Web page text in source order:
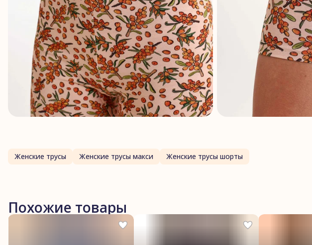
Женские трусы Женские трусы макси Женские трусы шорты
Похожие товары